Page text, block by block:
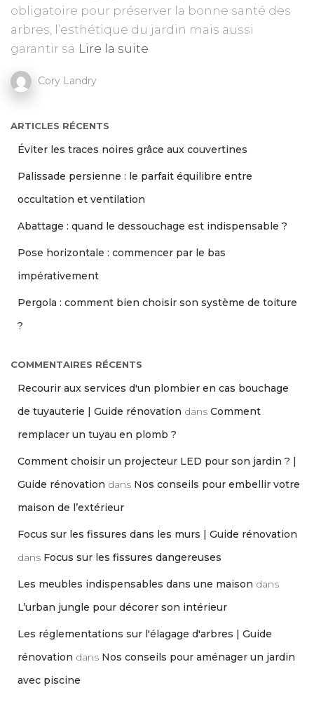
obligatoire pour préserver la bonne santé des
arbres, l’esthétique du jardin mais aussi
garantir sa Lire la suite
Cory Landry
ARTICLES RÉCENTS
Éviter les traces noires grâce aux couvertines
Palissade persienne : le parfait équilibre entre
occultation et ventilation
Abattage : quand le dessouchage est indispensable ?
Pose horizontale : commencer par le bas
impérativement
Pergola : comment bien choisir son système de toiture
?
COMMENTAIRES RÉCENTS
Recourir aux services d'un plombier en cas bouchage
de tuyauterie | Guide rénovation dans Comment
remplacer un tuyau en plomb ?
Comment choisir un projecteur LED pour son jardin ? |
Guide rénovation dans Nos conseils pour embellir votre
maison de l’extérieur
Focus sur les fissures dans les murs | Guide rénovation
dans Focus sur les fissures dangereuses
Les meubles indispensables dans une maison dans
L’urban jungle pour décorer son intérieur
Les réglementations sur l'élagage d'arbres | Guide
rénovation dans Nos conseils pour aménager un jardin
avec piscine